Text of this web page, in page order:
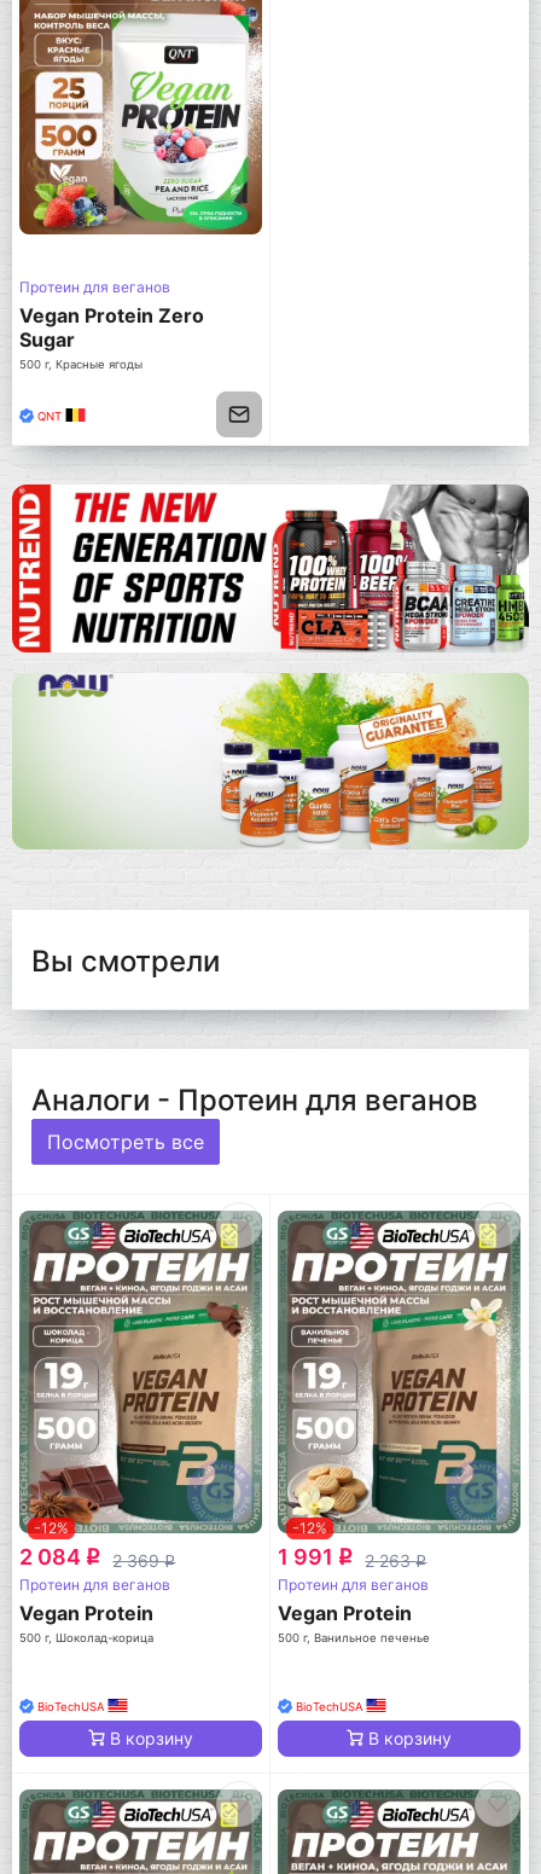
Протеин для веганов
Vegan Protein Zero
Sugar
500 г, Красные ягоды
QNT
Вы смотрели
Аналоги - Протеин для веганов
Посмотреть все
-12%
2 084 q 2 369q
Протеин для веганов
Vegan Protein
500 г, Шоколад-корица
BioTechUSA
В корзину
-12%
1 991 q 2 263q
Протеин для веганов
Vegan Protein
500 г, Ванильное печенье
BioTechUSA
В корзину